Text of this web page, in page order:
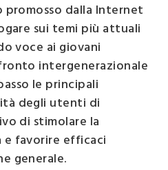
dalla Internet
sui temi più attuali
voce ai giovani
intergenerazionale
le principali
degli utenti di
di stimolare la
favorire efficaci
generale.